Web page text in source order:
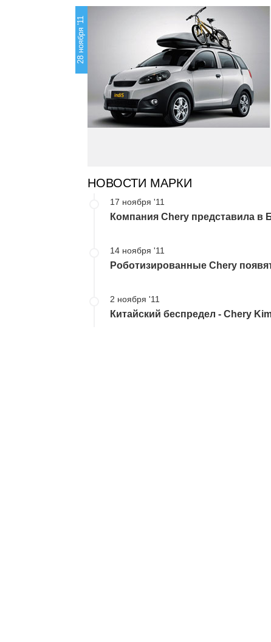
28 ноября '11
НОВОСТИ МАРКИ
17 ноября '11
Компания Chery представила в
14 ноября '11
Роботизированные Chery
2 ноября '11
Китайский беспредел - Chery